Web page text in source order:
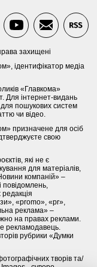
захищені
ідентифікатор медіа
«Главкома»
Для інтернет-видань
для пошукових систем
чи відео.
призначене для осіб
свою
які не є
для матеріалів,
компаній» –
повідомлень,
«promo», «pr»,
реклама» –
на правах реклами.
рекламодавець.
рубрики «Думки
творів та/